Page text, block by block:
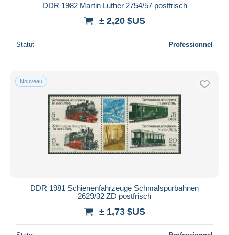
DDR 1982 Martin Luther 2754/57 postfrisch
± 2,20 $US
Statut Professionnel
Nouveau
DDR 1981 Schienenfahrzeuge Schmalspurbahnen
2629/32 ZD postfrisch
± 1,73 $US